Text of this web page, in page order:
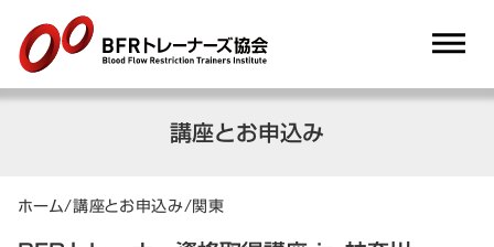
講座とお申込み
ホーム/講座とお申込み/関東
dehaze